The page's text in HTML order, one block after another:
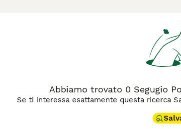
si adatta bene a famiglie attive o
e mentali. La sua natura affettuosa lo
Abbiamo trovato 0 Segugio
Se ti interessa esattamente questa ricerca